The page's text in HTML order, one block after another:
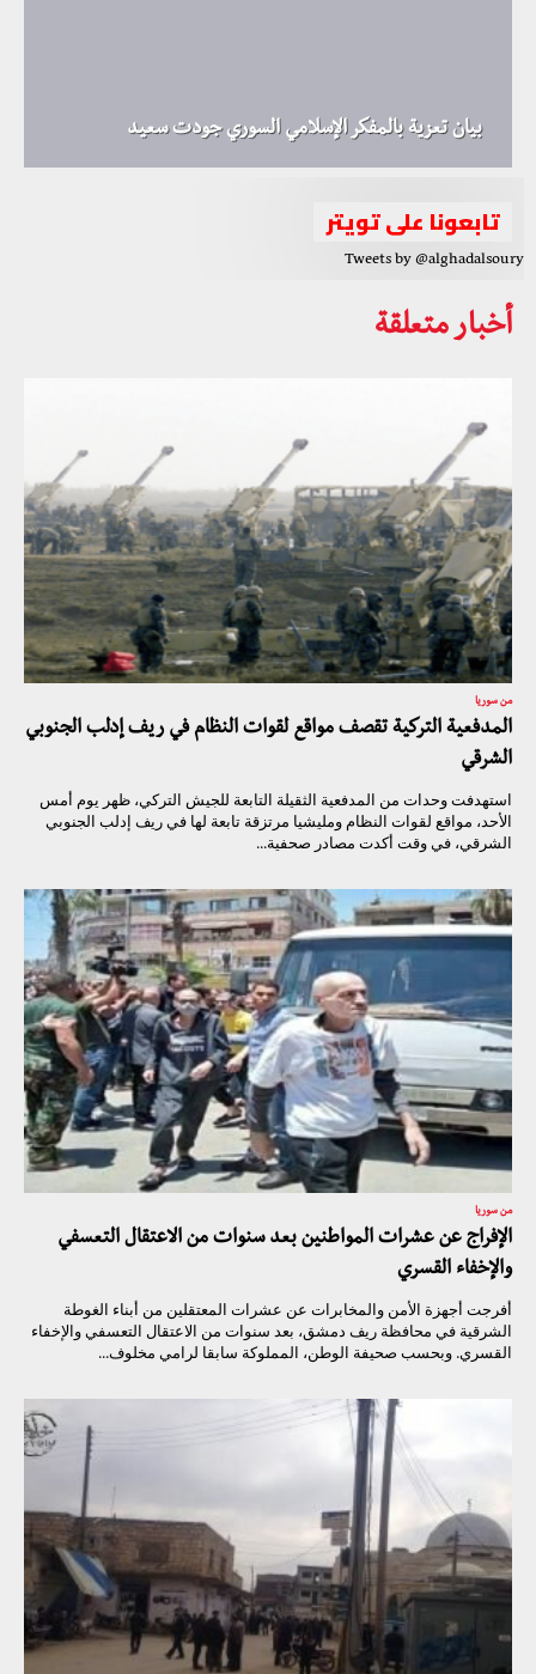
بيان تعزية بالمفكر الإسلامي السوري جودت سعيد
تابعونا على تويتر
Tweets by @alghadalsoury
أخبار متعلقة
من سوريا
المدفعية التركية تقصف مواقع لقوات النظام في ريف إدلب الجنوبي
الشرقي
استهدفت وحدات من المدفعية الثقيلة التابعة للجيش التركي، ظهر يوم أمس
الأحد، مواقع لقوات النظام ومليشيا مرتزقة تابعة لها في ريف إدلب الجنوبي
الشرقي، في وقت أكدت مصادر صحفية...
من سوريا
الإفراج عن عشرات المواطنين بعد سنوات من الاعتقال التعسفي
والإخفاء القسري
أفرجت أجهزة الأمن والمخابرات عن عشرات المعتقلين من أبناء الغوطة
الشرقية في محافظة ريف دمشق، بعد سنوات من الاعتقال التعسفي والإخفاء
القسري. وبحسب صحيفة الوطن، المملوكة سابقا لرامي مخلوف...